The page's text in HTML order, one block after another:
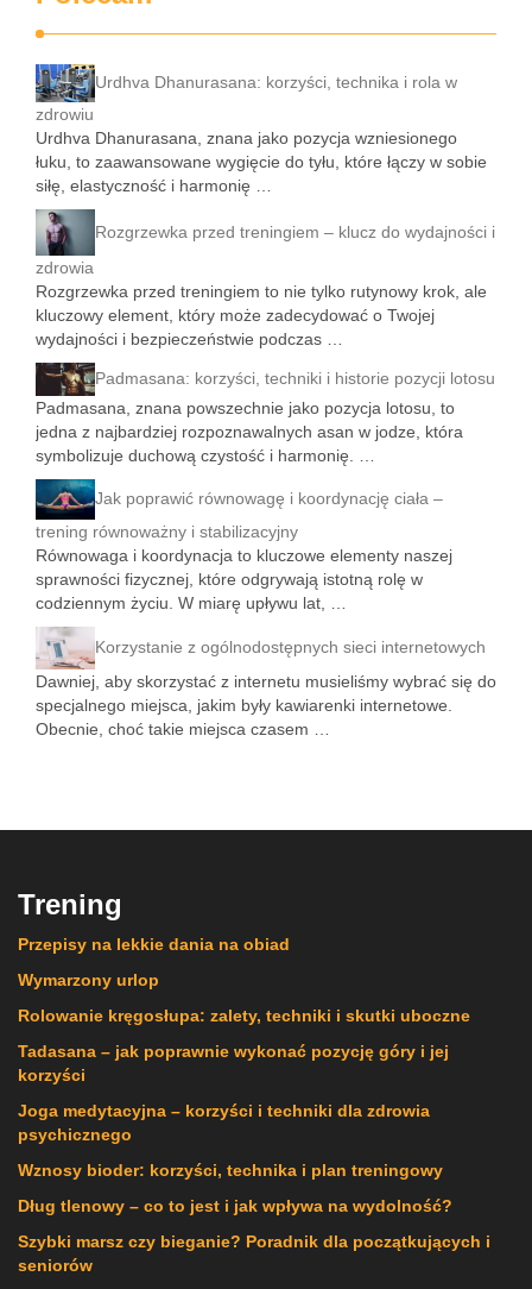
Urdhva Dhanurasana: korzyści, technika i rola w
zdrowiu
Urdhva Dhanurasana, znana jako pozycja wzniesionego
łuku, to zaawansowane wygięcie do tyłu, które łączy w sobie
siłę, elastyczność i harmonię …
Rozgrzewka przed treningiem – klucz do wydajności i
zdrowia
Rozgrzewka przed treningiem to nie tylko rutynowy krok, ale
kluczowy element, który może zadecydować o Twojej
wydajności i bezpieczeństwie podczas …
Padmasana: korzyści, techniki i historie pozycji lotosu
Padmasana, znana powszechnie jako pozycja lotosu, to
jedna z najbardziej rozpoznawalnych asan w jodze, która
symbolizuje duchową czystość i harmonię. …
Jak poprawić równowagę i koordynację ciała –
trening równoważny i stabilizacyjny
Równowaga i koordynacja to kluczowe elementy naszej
sprawności fizycznej, które odgrywają istotną rolę w
codziennym życiu. W miarę upływu lat, …
Korzystanie z ogólnodostępnych sieci internetowych
Dawniej, aby skorzystać z internetu musieliśmy wybrać się do
specjalnego miejsca, jakim były kawiarenki internetowe.
Obecnie, choć takie miejsca czasem …
Trening
Przepisy na lekkie dania na obiad
Wymarzony urlop
Rolowanie kręgosłupa: zalety, techniki i skutki uboczne
Tadasana – jak poprawnie wykonać pozycję góry i jej
korzyści
Joga medytacyjna – korzyści i techniki dla zdrowia
psychicznego
Wznosy bioder: korzyści, technika i plan treningowy
Dług tlenowy – co to jest i jak wpływa na wydolność?
Szybki marsz czy bieganie? Poradnik dla początkujących i
seniorów